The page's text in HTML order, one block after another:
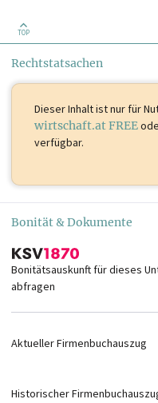
TOP
Rechtstatsachen
Dieser Inhalt istnur für
wirtschaft.at FREE
verfügbar.
Bonität & Dokumente
Bonitätsauskunft für dieses
abfragen
Aktueller Firmenbuchauszug
Historischer